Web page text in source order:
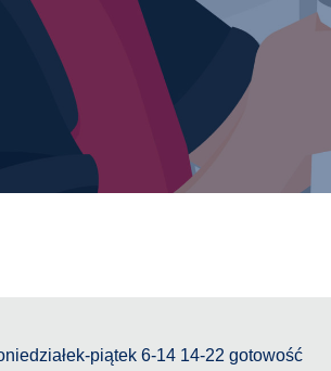
piątek 6-14 14-22 gotowość